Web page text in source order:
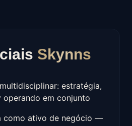
Skynns
estratégia,
operando em conjunto
como ativo de negócio —